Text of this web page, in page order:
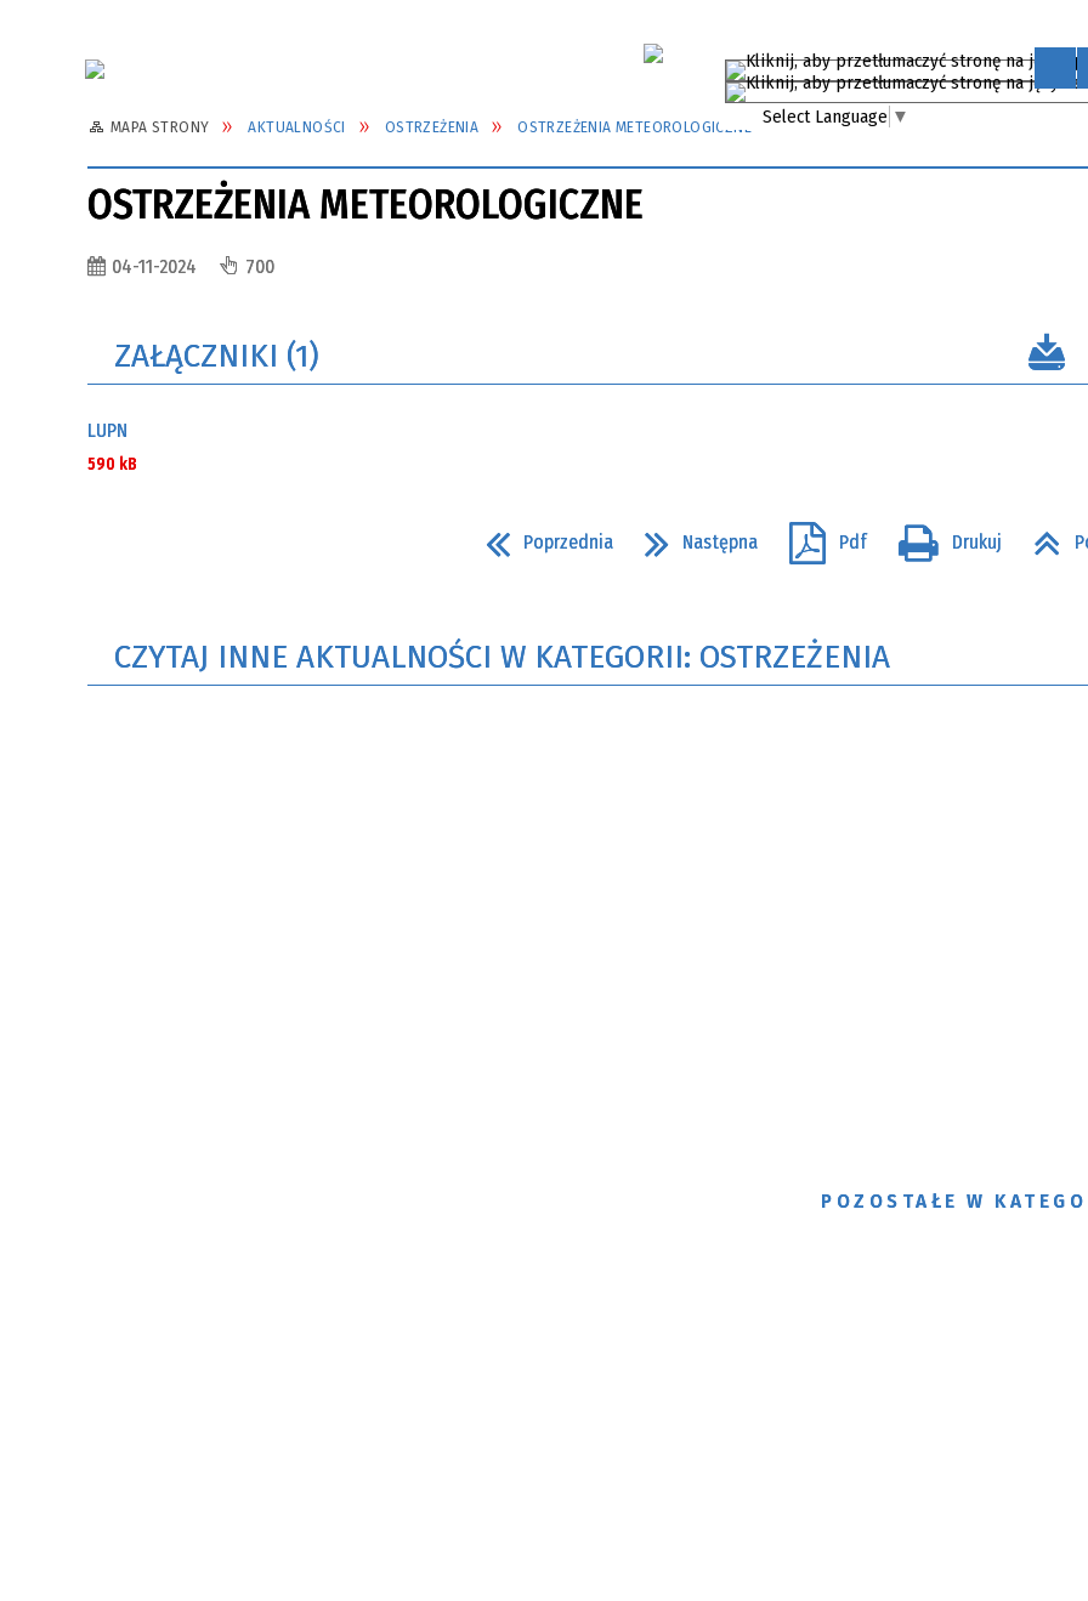
Select Language ▼
MAPA STRONY AKTUALNOŚCI OSTRZEŻENIA OSTRZEŻENIA METEOROLOGICZNE
OSTRZEŻENIA METEOROLOGICZNE
04-11-2024 700
ZAŁĄCZNIKI (1)
LUPN
590 kB
Poprzednia Następna Pdf Drukuj
CZYTAJ INNE AKTUALNOŚCI W KATEGORII: OSTRZEŻENIA
POZOSTAŁE W